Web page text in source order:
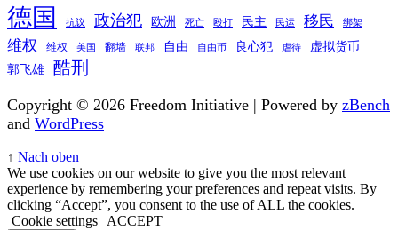
德国 抗议 政治犯 欧洲 死亡 殴打 民主 民运 移民 绑架
维权 维权 美国 翻墙 联邦 自由 自由币 良心犯 虐待
虚拟货币
郭飞雄
酷刑
Copyright © 2026 Freedom Initiative | Powered by zBench
and WordPress
↑ Nach oben
We use cookies on our website to give you the most relevant
experience by remembering your preferences and repeat visits. By
clicking “Accept”, you consent to the use of ALL the cookies.
Cookie settings
ACCEPT